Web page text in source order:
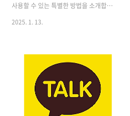
사용할 수 있는 특별한 방법을 소개합니
의 이점결론젠스파크란 무엇인가?젠스파
크는 여러 첨단 AI 모델(GPT-4, 클로드,
제미나이 등)을 결합해 사용자가 필요로
하는 정보를 정확하고 빠르게 제공하는
차세대 검색 엔진입니다. 이 플랫폼은 사
용자 맞춤형 검색 경험을 목표로 개발되
2025. 1. 13.